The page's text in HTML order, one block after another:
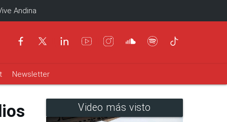
Andina
Newsletter
Video más visto